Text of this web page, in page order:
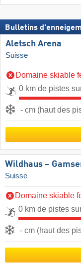
Bulletins
Aletsch Arena
Suisse
Domaine skiable
0 km de pistes
- cm (haut des
Wildhaus –
Suisse
Domaine skiable
0 km de pistes
- cm (haut des